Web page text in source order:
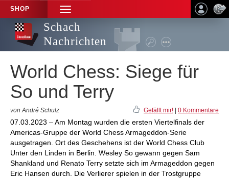
SHOP
TOGGLE
NAVIGATION
Schach
Nachrichten
World Chess: Siege für
So und Terry
von André Schulz Gefällt mir! 0 Kommentare
07.03.2023 – Am Montag wurden die ersten Viertelfinals der
Americas-Gruppe der World Chess Armageddon-Serie
ausgetragen. Ort des Geschehens ist der World Chess Club
Unter den Linden in Berlin. Wesley So gewann gegen Sam
Shankland und Renato Terry setzte sich im Armageddon gegen
Eric Hansen durch. Die Verlierer spielen in der Trostgruppe